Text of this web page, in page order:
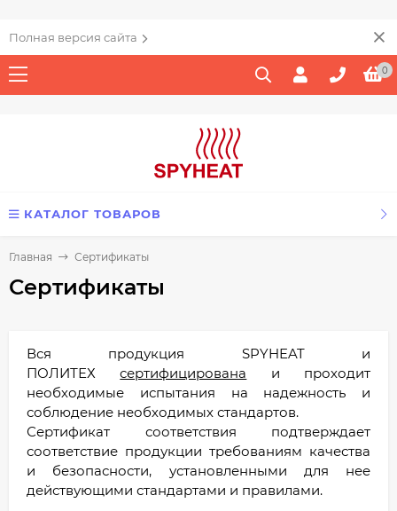
Полная версия сайта
0
КАТАЛОГ ТОВАРОВ
Главная Сертификаты​
Сертификаты​
Вся продукция SPYHEAT и
ПОЛИТЕХсертифицирована и проходит
необходимые испытания на надежность и
соблюдение необходимых стандартов.
Сертификат соответствия подтверждает
соответствие продукции требованиям качества
и безопасности, установленными для нее
действующими стандартами и правилами.